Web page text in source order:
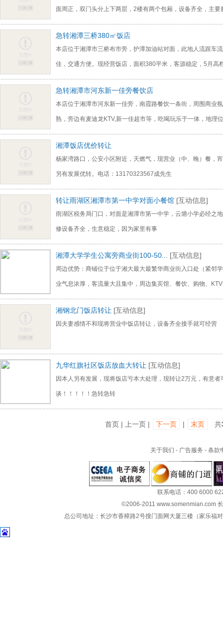
面周正，双门头分上下两层，2楼有两个包厢，设备齐全，主要
急转湘潭三桥380㎡饭店
本店位于湘潭市三桥布市旁，护潭加油站对面，此地人流跟车
佳，交通方便。现经营饭店，面积380平米，客源稳定，5月高
急转湘潭市河东新一佳旁餐饮店
本店位于湘潭市河东新一佳旁，南霞路餐饮一条街，周围商业
熟，旁边有麦迪龙KTV,新一佳超市等，吃喝玩乐于一体，地理
湘潭饭店优价转让
杨家湾路口，公安小区附近，天燃气，现营业（中、晚）餐，
另有发展优转。电话：13170323567成先生
转让雨湖区湘潭市第一中学对面小餐馆 [互动信息]
雨湖区税务局门口，对面是湘潭市第一中学，云塘小学必经之
修设备齐全，生意稳定，因为家里有事
湘潭大学学生公寓旁商业街100-50... [互动信息]
周边优势：商铺位于位于湘大最大最繁华商业街入口处（紧邻
业气息浓厚，客流量大且集中，周边集宾馆、餐饮、购物、
湘钢北门饭店转让 [互动信息]
因夫妻感情不和现将营业中饭店转让，设备齐全接手就可经营
九华红旗社区饭店放血大转让 [互动信息]
因本人另有发展，现将饭店亏本大处理，现转让2万元，有意者
谈！！！！！急转急转
首页 | 上一页 | 下一页 | 末页 共
关于我们 - 广告服务 - 条款
联系电话：400 6000
©2006-2011 www.somenmian.com
总公司地址：长沙市香樟路2号搜门面网大厦三楼（家乐福